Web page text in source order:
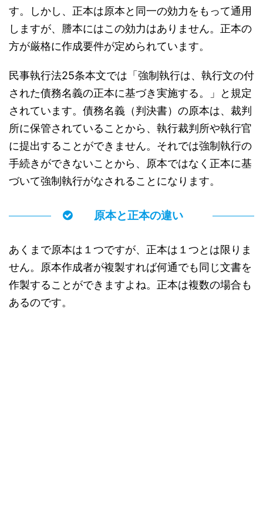
す。しかし、正本は原本と同一の効力をもって通用
しますが、謄本にはこの効力はありません。正本の
方が厳格に作成要件が定められています。
民事執行法25条本文では「強制執行は、執行文の付
された債務名義の正本に基づき実施する。」と規定
されています。債務名義（判決書）の原本は、裁判
所に保管されていることから、執行裁判所や執行官
に提出することができません。それでは強制執行の
手続きができないことから、原本ではなく正本に基
づいて強制執行がなされることになります。
原本と正本の違い
あくまで原本は１つですが、正本は１つとは限りま
せん。原本作成者が複製すれば何通でも同じ文書を
作製することができますよね。正本は複数の場合も
あるのです。